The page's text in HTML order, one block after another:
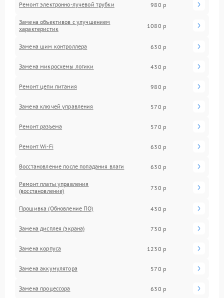
Ремонт электронно-лучевой трубки 980 р
Замена объективов с улучшением
характеристик
1080 р
Замена шим контроллера 630 р
Замена микросхемы логики 430 р
Ремонт цепи питания 980 р
Замена ключей управления 570 р
Ремонт разъема 570 р
Ремонт Wi-Fi 630 р
Восстановление после попадания влаги 630 р
Ремонт платы управления
(восстановление)
730 р
Прошивка (Обновление ПО) 430 р
Замена дисплея (экрана) 730 р
Замена корпуса 1230 р
Замена аккумулятора 570 р
Замена процессора 630 р